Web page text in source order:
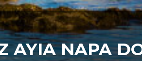
AYIA NAPA